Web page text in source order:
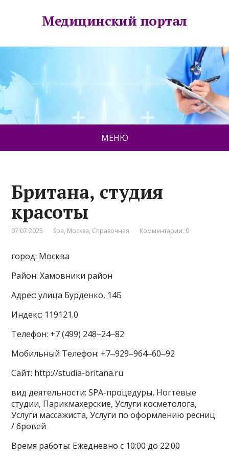
Медицинский портал
МЕНЮ
Британа, студия
красоты
07.07.2025 Spa, Москва, Справочная Комментарии: 0
город: Москва
Район: Хамовники район
Адрес: улица Бурденко, 14Б
Индекс: 119121.0
Телефон: +7 (499) 248‒24‒82
Мобильный Телефон: +7‒929‒964‒60‒92
Сайт: http://studia-britana.ru
вид деятельности: SPA-процедуры, Ногтевые
студии, Парикмахерские, Услуги косметолога,
Услуги массажиста, Услуги по оформлению ресниц
/ бровей
Время работы: Ежедневно с 10:00 до 22:00